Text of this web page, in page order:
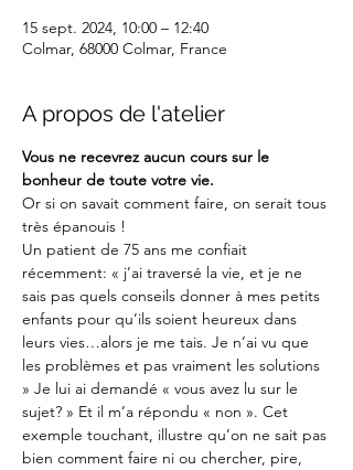
15 sept. 2024, 10:00 – 12:40
Colmar, 68000 Colmar, France
A propos de l'atelier
Vous ne recevrez aucun cours sur le
bonheur de toute votre vie.
Or si on savait comment faire, on serait tous
très épanouis !
Un patient de 75 ans me confiait
récemment: « j’ai traversé la vie, et je ne
sais pas quels conseils donner à mes petits
enfants pour qu’ils soient heureux dans
leurs vies…alors je me tais. Je n’ai vu que
les problèmes et pas vraiment les solutions
» Je lui ai demandé « vous avez lu sur le
sujet? » Et il m’a répondu « non ». Cet
exemple touchant, illustre qu’on ne sait pas
bien comment faire ni ou chercher, pire,